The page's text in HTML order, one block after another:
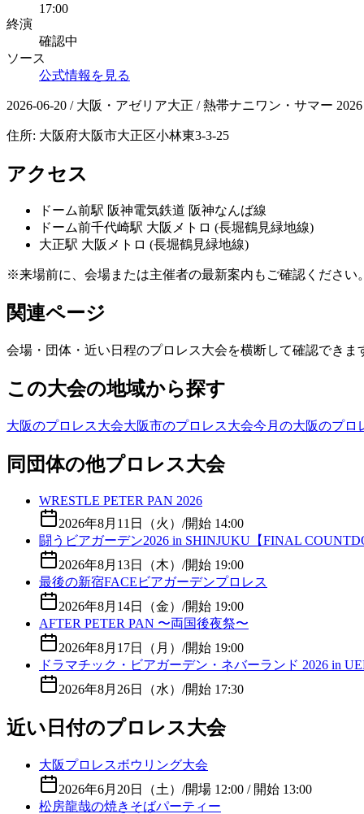
17:00
終演
確認中
ソース
公式情報を見る
2026-06-20 / 大阪・アゼリア大正 / 熱帯ナニワン・サマー 2026
住所: 大阪府大阪市大正区小林東3-3-25
アクセス
ドーム前駅 阪神電気鉄道 阪神なんば線
ドーム前千代崎駅 大阪メトロ (長堀鶴見緑地線)
大正駅 大阪メトロ (長堀鶴見緑地線)
※来場前に、会場または主催者の最新案内もご確認ください。
関連ページ
会場・団体・近い日程のプロレス大会を横断して確認できま
この大会の地域から探す
大阪のプロレス大会大阪市のプロレス大会今月の大阪のプロ
同団体の他プロレス大会
WRESTLE PETER PAN 2026
2026年8月11日（火） /開始 14:00
闘うビアガーデン2026 in SHINJUKU【FINAL
2026年8月13日（木） /開始 19:00
最後の新宿FACEビアガーデンプロレス
2026年8月14日（金） /開始 19:00
AFTER PETER PAN 〜両国後夜祭〜
2026年8月17日（月） /開始 19:00
ドラマチック・ビアガーデン・ネバーランド 2026 in
2026年8月26日（水） /開始 17:30
近い日付のプロレス大会
大阪プロレスボウリング大会
2026年6月20日（土） /開場 12:00 / 開始 13:00
松房龍哉の焼きそばパーティー